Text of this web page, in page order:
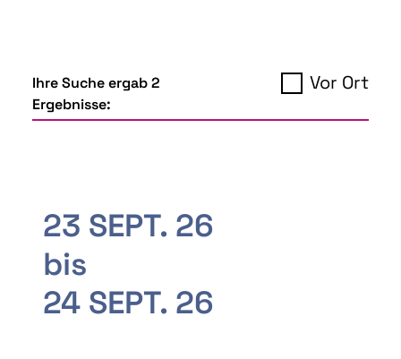
Ihre Suche ergab 2
Ergebnisse:
Vor Ort
23 SEPT. 26
bis
24 SEPT. 26